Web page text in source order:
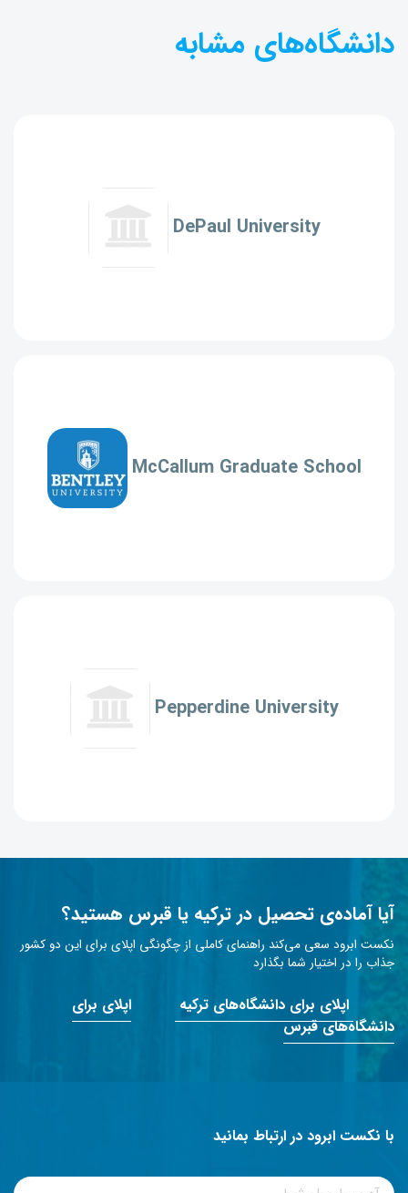
دانشگاه‌های مشابه
DePaul University
McCallum Graduate School
Pepperdine University
آیا آماده‌ی تحصیل در ترکیه یا قبرس هستید؟
نکست ابرود سعی می‌کند راهنمای کاملی از چگونگی اپلای برای این دو کشور
جذاب را در اختیار شما بگذارد
اپلای برای دانشگاه‌های ترکیه
اپلای برای
دانشگاه‌های قبرس
با نکست ابرود در ارتباط بمانید